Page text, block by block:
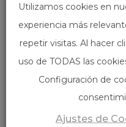
Utilizamos cookies en
experiencia más
repetir visitas. Al hacer
uso de TODAS las
Configuración de
Ajustes de